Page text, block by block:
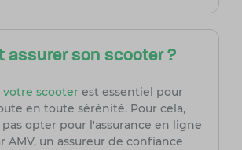
assurer son scooter ?
votre scooterest essentiel pour
en toute sérénité. Pour cela,
opter pour l'assurance en ligne
AMV, un assureur de confiance